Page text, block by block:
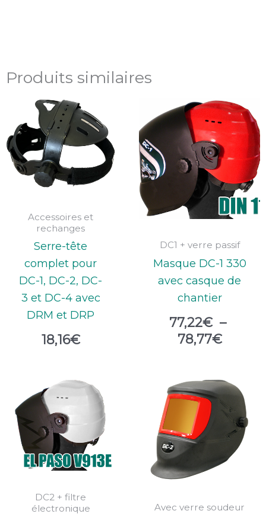
Produits similaires
Accessoires et
rechanges
Serre-tête
complet pour
DC-1, DC-2, DC-
3 et DC-4 avec
DRM et DRP
18,16€
DC1 + verre passif
Masque DC-1 330
avec casque de
chantier
77,22€ –
78,77€
Plage
de
prix :
77,22€
78,77€
DC2 + filtre
électronique
Avec verre soudeur